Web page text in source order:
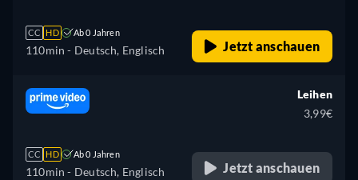
CC HD Ab 0 Jahren
110min - Deutsch, Englisch Jetzt anschauen
CC HD Ab 0 Jahren
110min - Deutsch, Englisch
Leihen
3,99€
Jetzt anschauen